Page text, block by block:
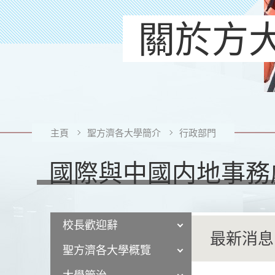
關於方
主頁 聖方濟各大學簡介 行政部門
國際與中國内地事
校長歡迎辭
聖方濟各大學概覽
最新消息